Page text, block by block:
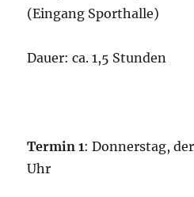
(Eingang Sporthalle)
Dauer: ca. 1,5 Stunden
Termin 1: Donnerstag,
Uhr